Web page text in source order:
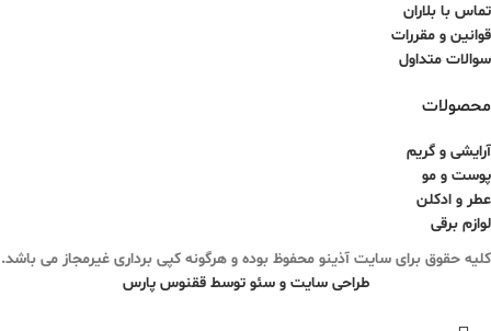
تماس با بلاران
قوانین و مقررات
سوالات متداول
محصولات
آرایشی و گریم
پوست و مو
عطر و ادکلن
لوازم برقی
کلیه حقوق برای سایت آذینو محفوظ بوده و هرگونه کپی برداری غیرمجاز می باشد.
طراحی سایت و سئو توسط ققنوس پارس